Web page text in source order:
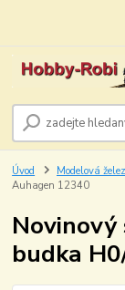
Úvod Modelová
Auhagen 12340
budka